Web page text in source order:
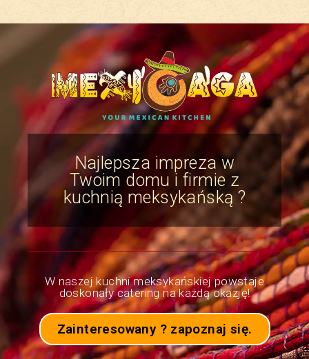
Najlepsza impreza w
Twoim domu i firmie z
kuchnią meksykańską ?
W naszej kuchni meksykańskiej powstaje
doskonały catering na każdą okazję!
Zainteresowany ? zapoznaj się.